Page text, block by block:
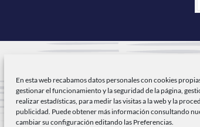
En esta web recabamos datos personales con cookies
gestionar el funcionamiento y la seguridad de la página,
realizar estadísticas, para medir las visitas a la web y la
publicidad. Puede obtener más información consultando
cambiar su configuración editando las Preferencias.
INICIO
CABO DE PEÑAS